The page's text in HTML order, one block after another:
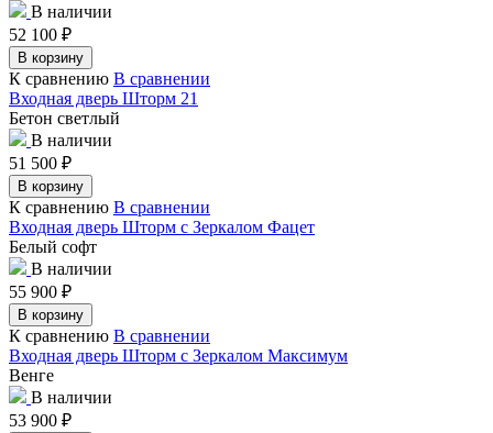
В наличии
52 100 ₽
В корзину
К сравнению В сравнении
Входная дверь Шторм 21
Бетон светлый
В наличии
51 500 ₽
В корзину
К сравнению В сравнении
Входная дверь Шторм с Зеркалом Фацет
Белый софт
В наличии
55 900 ₽
В корзину
К сравнению В сравнении
Входная дверь Шторм с Зеркалом Максимум
Венге
В наличии
53 900 ₽